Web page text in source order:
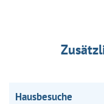
Hausbesuche